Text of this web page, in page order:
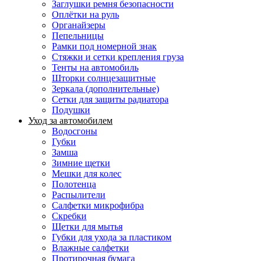
Заглушки ремня безопасности
Оплётки на руль
Органайзеры
Пепельницы
Рамки под номерной знак
Стяжки и сетки крепления груза
Тенты на автомобиль
Шторки солнцезащитные
Зеркала (дополнительные)
Сетки для защиты радиатора
Подушки
Уход за автомобилем
Водосгоны
Губки
Замша
Зимние щетки
Мешки для колес
Полотенца
Распылители
Салфетки микрофибра
Скребки
Щетки для мытья
Губки для ухода за пластиком
Влажные салфетки
Протирочная бумага